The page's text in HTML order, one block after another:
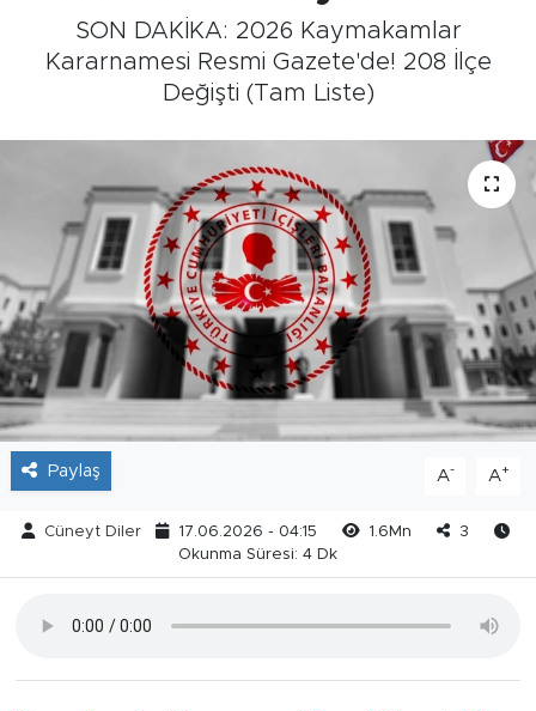
SON DAKİKA: 2026 Kaymakamlar
Kararnamesi Resmi Gazete'de! 208 İlçe
Değişti (Tam Liste)
Paylaş A- A+
Cüneyt Diler 17.06.2026 - 04:15 1.6Mn
3
Okunma Süresi: 4 Dk